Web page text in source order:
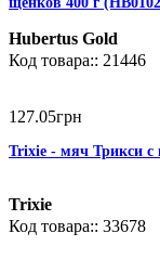
Hubertus Gold
21446
127.05грн
Trixie - мяч Трикси с
Trixie
33678